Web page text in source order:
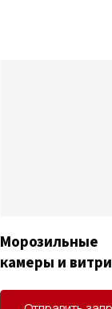
Морозильные
камеры и